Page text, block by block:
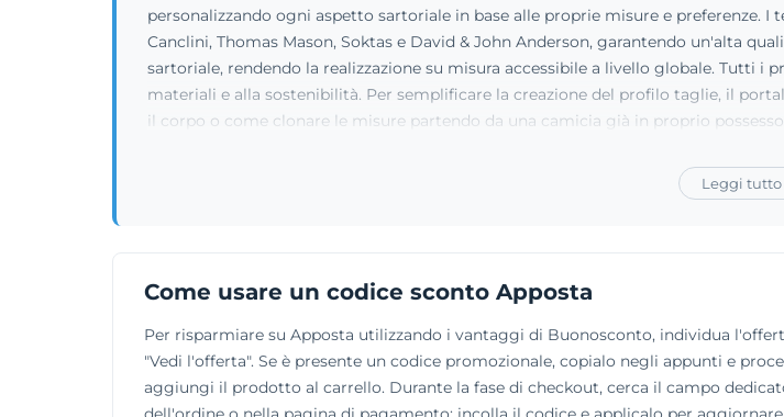
personalizzando ogni aspetto sartoriale in base alle proprie misure e
Canclini, Thomas Mason, Soktas e David & John Anderson, garantendo un'alta
sartoriale, rendendo la realizzazione su misura accessibile a livello globale. Tutti i
materiali e alla sostenibilità. Per semplificare la creazione del profilo taglie, il
il corpo o come clonare le misure partendo da una camicia già in proprio possesso.
Leggi tutto
Come usare un codice sconto Apposta
Per risparmiare su Apposta utilizzando i vantaggi di Buonosconto, individua
"Vedi l'offerta". Se è presente un codice promozionale, copialo negli appunti e
aggiungi il prodotto al carrello. Durante la fase di checkout, cerca il campo